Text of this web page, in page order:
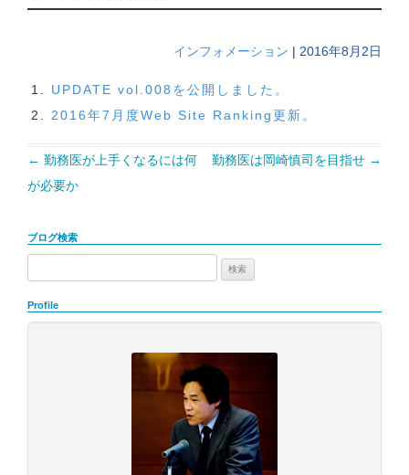
ス
ッ
インフォメーション | 2016年8月2日
UPDATE vol.008を公開しました。
2016年7月度Web Site Ranking更新。
投
稿
ビ
ー
シ
← 勤務医が上手くなるには何
が必要か
勤務医は岡崎慎司を目指せ →
ブログ検索
Profile